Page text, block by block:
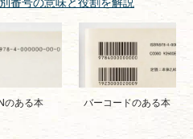
のある本 バーコードのある本